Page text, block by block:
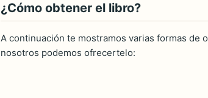
¿Cómo obtener el libro?
A continuación te mostramos varias formas
nosotros podemos ofrecertelo: